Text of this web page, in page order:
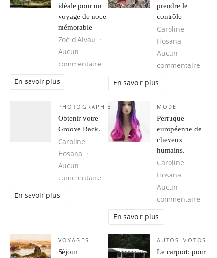
idéale pour un
voyage de noce
mémorable
Zoé d'Alvau
Aucun
commentaire sur Cuba, une destination idéale
En savoir plus
prendre le
contrôle
Caroline
Hosana
Aucun
commentaire
En savoir plus
PHOTOGRAPHIE
Obtenir votre
Groove Back.
Caroline
Hosana
Aucun
commentaire sur Obtenir votre Groove Back.
En savoir plus
MODE
Perruque
européenne de
cheveux
humains.
Caroline
Hosana
Aucun
commentaire
En savoir plus
VOYAGES
Séjour
AUTOS MOTOS
Le carport: pour